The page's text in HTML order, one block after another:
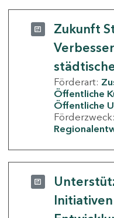
Zukunft
Förderart:
Öffentliche
Öffentliche
Förderzweck: